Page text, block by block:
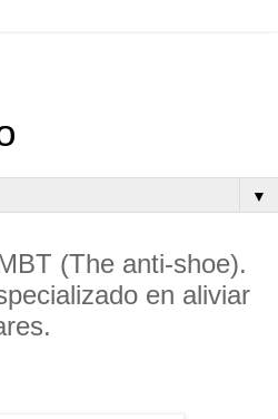
▼
(The anti-shoe).
en aliviar